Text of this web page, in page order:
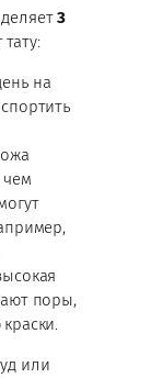
3
на
чем
поры,
или